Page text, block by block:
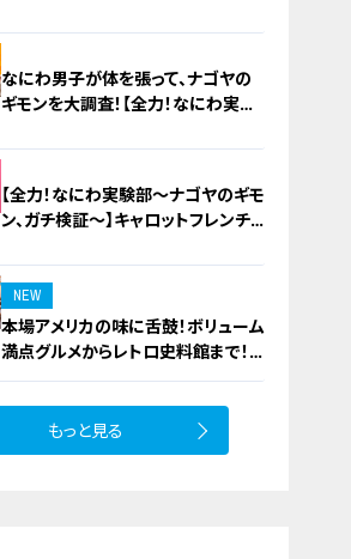
なにわ男子が体を張って、ナゴヤの
ギモンを大調査！【全力！なにわ実験
【全力！なにわ実験部～ナゴヤのギモ
ン、ガチ検証～】キャロットフレンチ
NEW
本場アメリカの味に舌鼓！ボリューム
満点グルメからレトロ史料館まで！
愛知・東海市の感動スポット3選
もっと見る